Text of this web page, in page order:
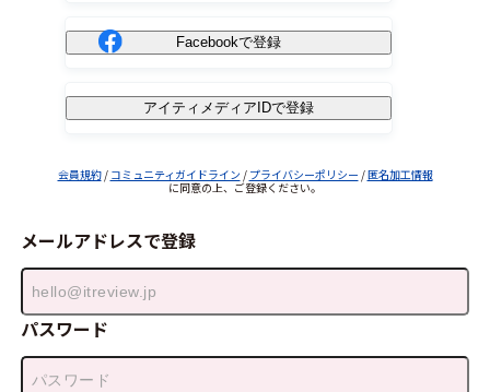
Facebookで登録
アイティメディアIDで登録
会員規約/ コミュニティガイドライン / プライバシーポリシー /匿名加工情報
に同意の上、ご登録ください。
メールアドレスで登録
パスワード